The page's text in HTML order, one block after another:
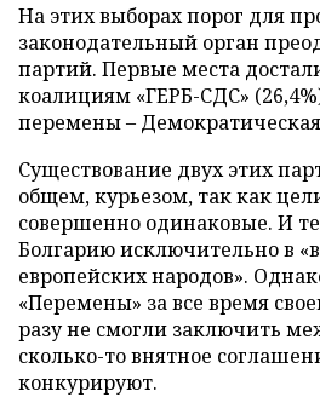
На этих выборах порог для
законодательный орган
партий. Первые места
коалициям «ГЕРБ-СДС»
перемены – Демократическая
Существование двух этих
общем, курьезом, так как
совершенно одинаковые. И
Болгарию исключительно в
европейских народов».
«Перемены» за все время
разу не смогли заключить
сколько-то внятное
конкурируют.